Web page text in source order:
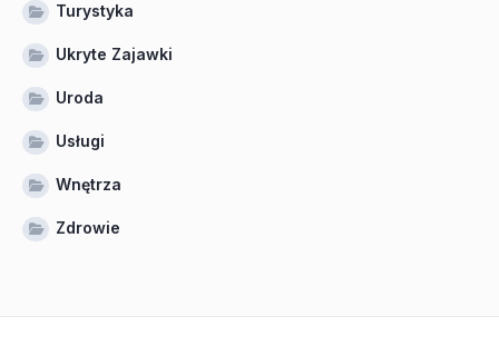
Turystyka
Ukryte Zajawki
Uroda
Usługi
Wnętrza
Zdrowie